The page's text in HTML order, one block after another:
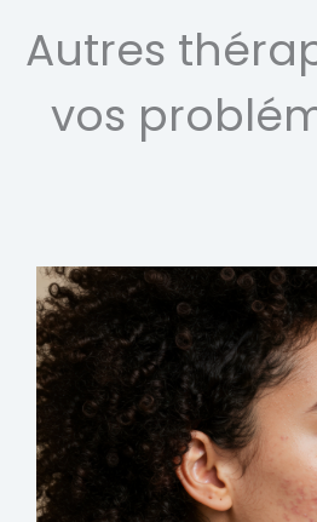
Autres
vos